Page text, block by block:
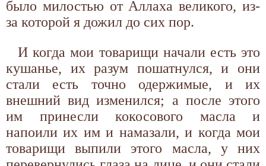
было милостью от Аллаха великого, из-
за которой я дожил до сих пор.
И когда мои товарищи начали есть это
кушанье, их разум пошатнулся, и они
стали есть точно одержимые, и их
внешний вид изменился; а после этого
им принесли кокосового масла и
напоили их им и намазали, и когда мои
товарищи выпили этого масла, у них